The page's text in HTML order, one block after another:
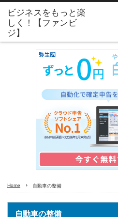
Home 自動車の整備
自動車の整備